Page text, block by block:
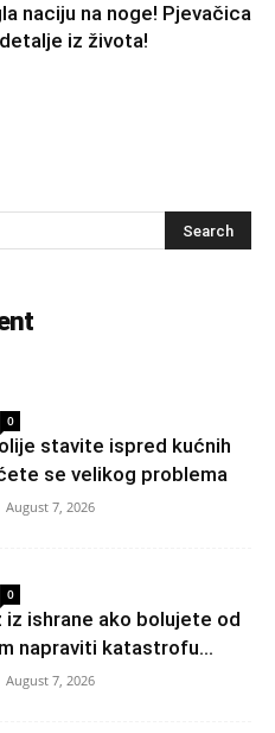
naciju na noge! Pjevačica
iz života!
0
stavite ispred kućnih
se velikog problema
August 7, 2026
0
ishrane ako bolujete od
napraviti katastrofu...
August 7, 2026